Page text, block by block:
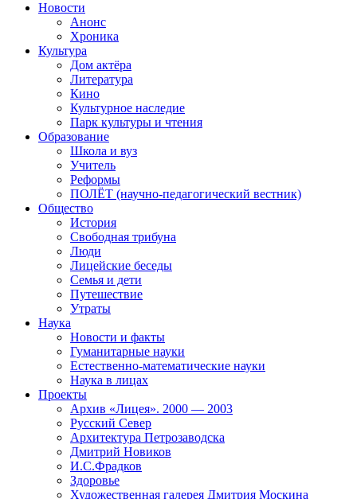
Новости
Анонс
Хроника
Культура
Дом актёра
Литература
Кино
Культурное наследие
Парк культуры и чтения
Образование
Школа и вуз
Учитель
Реформы
ПОЛЁТ (научно-педагогический вестник)
Общество
История
Свободная трибуна
Люди
Лицейские беседы
Семья и дети
Путешествие
Утраты
Наука
Новости и факты
Гуманитарные науки
Естественно-математические науки
Наука в лицах
Проекты
Архив «Лицея». 2000 — 2003
Русский Север
Архитектура Петрозаводска
Дмитрий Новиков
И.С.Фрадков
Здоровье
Художественная галерея Дмитрия Москина